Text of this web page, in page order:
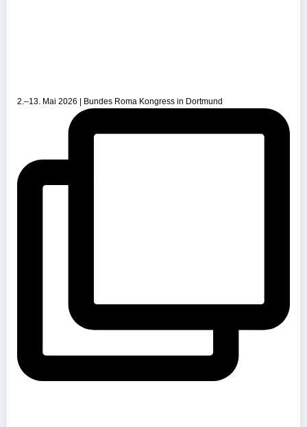
2.–13. Mai 2026 | Bundes Roma Kongress in Dortmund